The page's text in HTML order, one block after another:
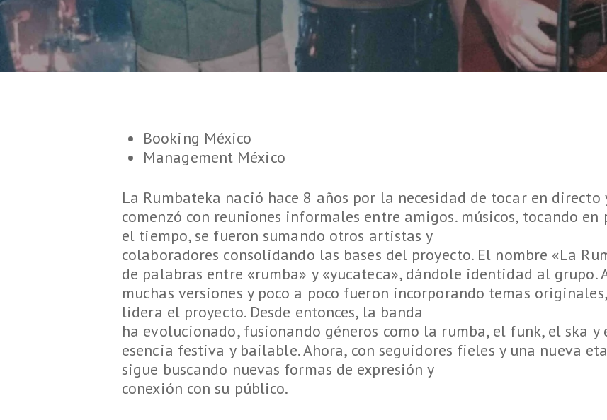
Booking México
Management México
La Rumbateka nació hace 8 años por la necesidad de tocar en directo
comenzó con reuniones informales entre amigos. músicos, tocando en
el tiempo, se fueron sumando otros artistas y
colaboradores consolidando las bases del proyecto. El nombre «La
de palabras entre «rumba» y «yucateca», dándole identidad al
muchas versiones y poco a poco fueron incorporando temas
lidera el proyecto. Desde entonces, la banda
ha evolucionado, fusionando géneros como la rumba, el funk, el ska y
esencia festiva y bailable. Ahora, con seguidores fieles y una nueva
sigue buscando nuevas formas de expresión y
conexión con su público.